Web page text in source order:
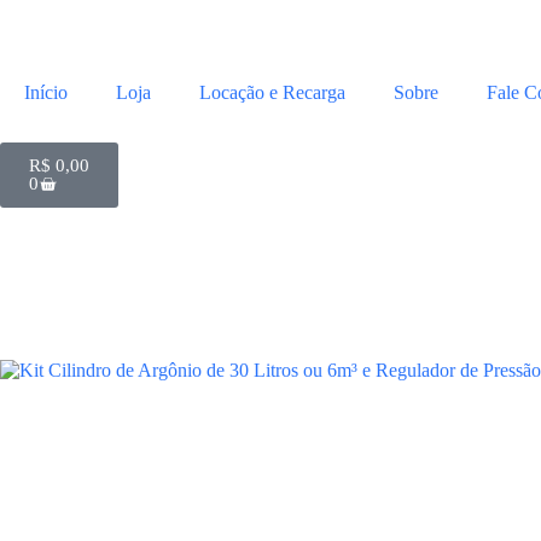
Início Loja Locação e Recarga Sobre Fale
R$ 0,00
0